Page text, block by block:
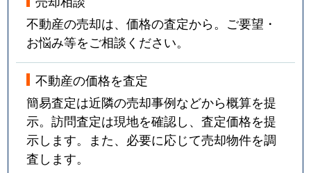
不動産の売却は、価格の査定から。ご要望・
お悩み等をご相談ください。
不動産の価格を査定
簡易査定は近隣の売却事例などから概算を提
示。訪問査定は現地を確認し、査定価格を提
示します。また、必要に応じて売却物件を調
査します。